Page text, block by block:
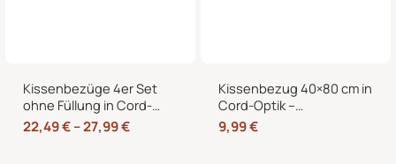
Kissenbezüge 4er Set
ohne Füllung in Cord-
Optik mit Hotelverschluss
– 40×40, 45×45 & 50×50
22,49€–27,99€
Kissenbezug 40×80 cm in
Cord-Optik –
Kopfkissenbezug &
Sofakissenbezug mit
9,99€